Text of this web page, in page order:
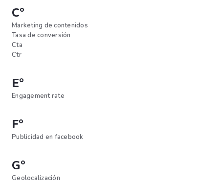
C°
Marketing de contenidos
Tasa de conversión
Cta
Ctr
E°
Engagement rate
F°
Publicidad en facebook
G°
Geolocalización